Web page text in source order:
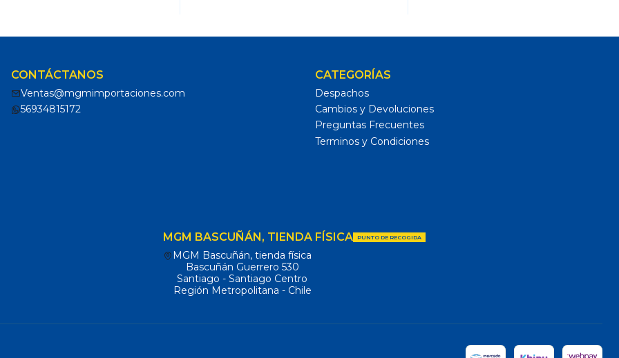
CONTÁCTANOS
Ventas@mgmimportaciones.com
56934815172
CATEGORÍAS
Despachos
Cambios y Devoluciones
Preguntas Frecuentes
Terminos y Condiciones
MGM BASCUÑÁN, TIENDA FÍSICA PUNTO DE RECOGIDA
MGM Bascuñán, tienda física
Bascuñán Guerrero 530
Santiago - Santiago Centro
Región Metropolitana - Chile